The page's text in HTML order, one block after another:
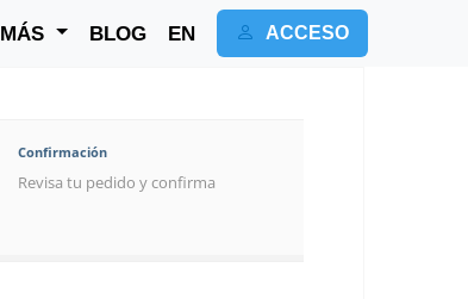
MÁS BLOG EN ACCESO
Confirmación
Revisa tu pedido y confirma